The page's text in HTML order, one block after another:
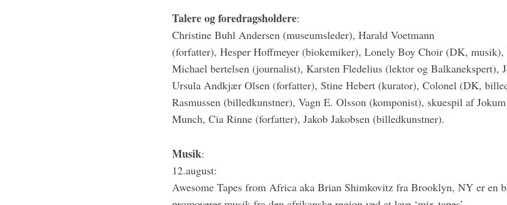
Talere og foredragsholdere:
Christine Buhl Andersen (museumsleder), Harald Voetmann
(forfatter), Hesper Hoffmeyer (biokemiker), Lonely Boy Choir (DK,
Michael bertelsen (journalist), Karsten Fledelius (lektor og Balkanekspert),
Ursula Andkjær Olsen (forfatter), Stine Hebert (kurator), Colonel (DK,
Rasmussen (billedkunstner), Vagn E. Olsson (komponist), skuespil af
Munch, Cia Rinne (forfatter), Jakob Jakobsen (billedkunstner).
Musik:
12.august:
Awesome Tapes from Africa aka Brian Shimkovitz fra Brooklyn, NY er en